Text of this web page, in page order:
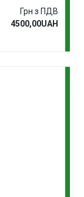
Грн з ПДВ
4500,00UAH